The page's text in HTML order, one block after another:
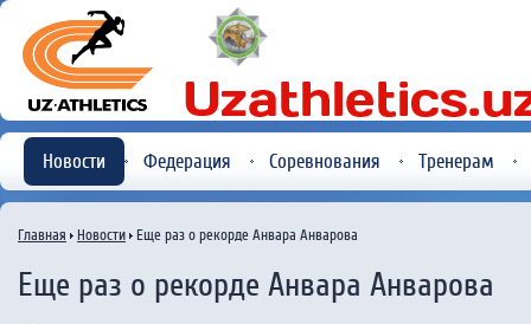
Новости Федерация Соревнования Тренерам
Главная Новости Еще раз о рекорде Анвара Анварова
Еще раз о рекорде Анвара Анварова